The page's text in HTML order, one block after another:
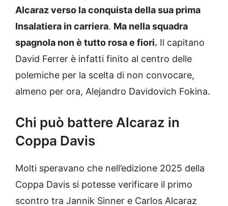
Alcaraz verso la conquista della sua prima
Insalatiera in carriera. Ma nella squadra
spagnola non è tutto rosa e fiori. Il capitano
David Ferrer è infatti finito al centro delle
polemiche per la scelta di non convocare,
almeno per ora, Alejandro Davidovich Fokina.
Chi può battere Alcaraz in
Coppa Davis
Molti speravano che nell’edizione 2025 della
Coppa Davis si potesse verificare il primo
scontro tra Jannik Sinner e Carlos Alcaraz